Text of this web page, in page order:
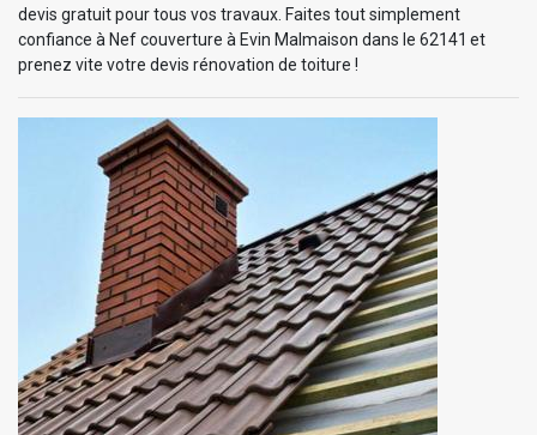
devis gratuit pour tous vos travaux. Faites tout simplement
confiance à Nef couverture à Evin Malmaison dans le 62141 et
prenez vite votre devis rénovation de toiture !